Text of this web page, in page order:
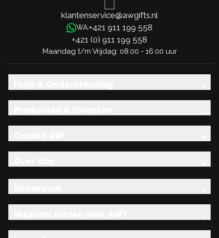
klantenservice@awgifts.nl
WA:+421 911 199 558
+421 (0) 911 199 558
Maandag t/m Vrijdag: 08:00 - 16:00 uur